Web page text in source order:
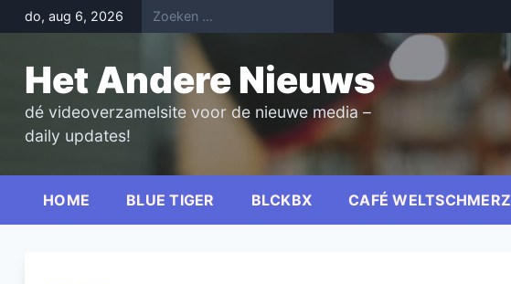
Skip
to
do, aug 6, 2026
Het Andere Nieuws
dé videoverzamelsite voor de nieuwe media –
daily updates!
HOME BLUE TIGER BLCKBX CAFÉ WELTSCHMERZ